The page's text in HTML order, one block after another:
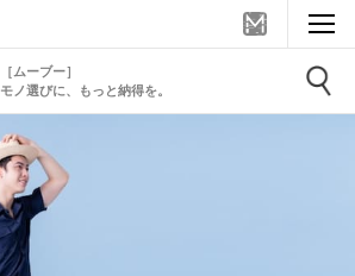
［ムーブー］
モノ選びに、もっと納得を。